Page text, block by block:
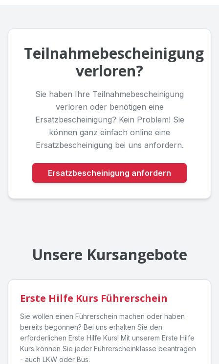
Teilnahmebescheinigung
verloren?
Sie haben Ihre Teilnahmebescheinigung
verloren oder benötigen eine
Ersatzbescheinigung? Kein Problem! Sie
können ganz einfach online eine
Ersatzbescheinigung bei uns anfordern.
Ersatzbescheinigung anfordern
Unsere Kursangebote
Erste Hilfe Kurs Führerschein
Sie wollen einen Führerschein machen oder haben
bereits begonnen? Bei uns erhalten Sie den
erforderlichen Erste Hilfe Kurs! Mit unserem Erste Hilfe
Kurs können Sie jeder Führerscheinklasse beantragen
- auch LKW oder Bus.